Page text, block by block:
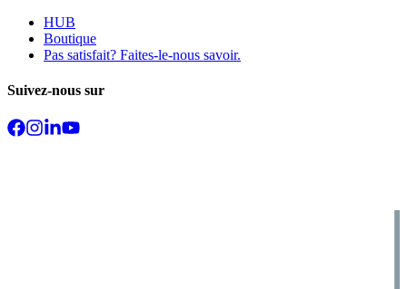
HUB
Boutique
Pas satisfait? Faites-le-nous savoir.
Suivez-nous sur